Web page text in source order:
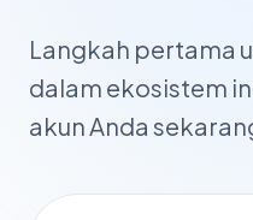
Langkah pertama
dalam ekosistem
akun Anda